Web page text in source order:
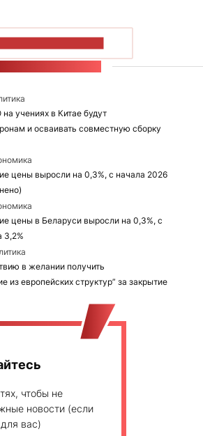
учениях в Китае будут
и осваивать совместную сборку
цены выросли на 0,3%, с начала 2026
цены в Беларуси выросли на 0,3%, с
3,2%
в желании получить
из европейских структур” за закрытие
чтобы не
новости (если
вас)